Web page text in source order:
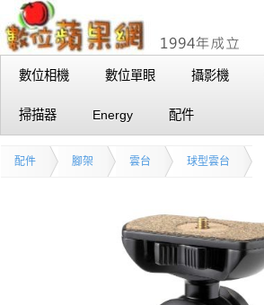
數位相機 數位單眼 攝影機
掃描器 Energy 配件
配件 腳架 雲台 球型雲台